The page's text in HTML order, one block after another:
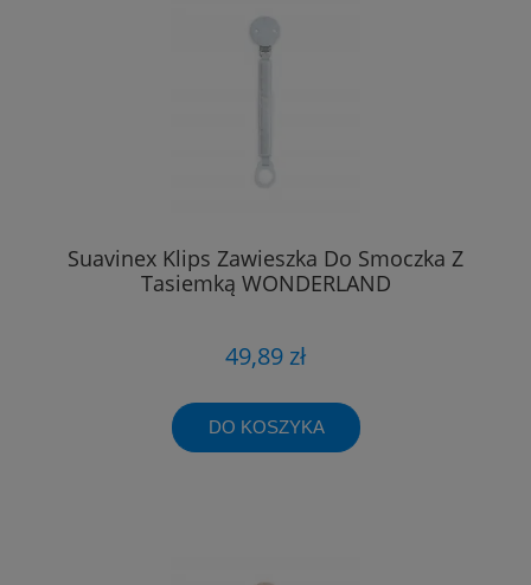
Suavinex Klips Zawieszka Do Smoczka Z
Tasiemką WONDERLAND
49,89 zł
DO KOSZYKA